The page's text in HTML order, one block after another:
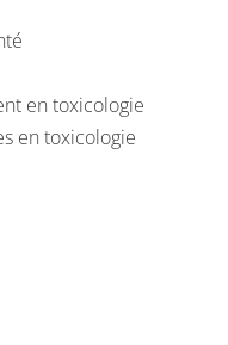
en toxicologie
en toxicologie